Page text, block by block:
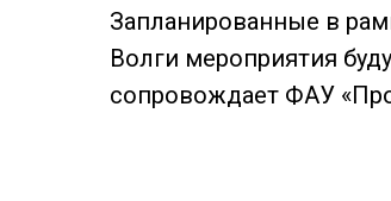
Запланированные в
Волги мероприятия
сопровождает ФАУ